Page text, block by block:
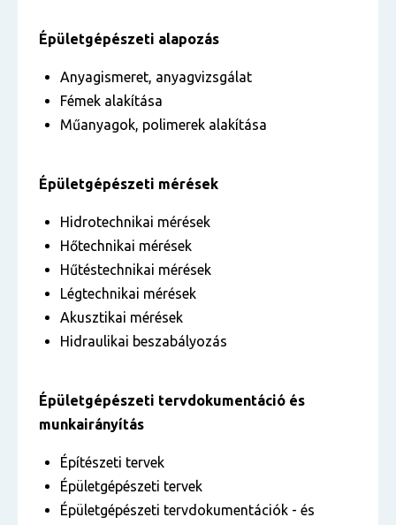
Épületgépészeti alapozás
Anyagismeret, anyagvizsgálat
Fémek alakítása
Műanyagok, polimerek alakítása
Épületgépészeti mérések
Hidrotechnikai mérések
Hőtechnikai mérések
Hűtéstechnikai mérések
Légtechnikai mérések
Akusztikai mérések
Hidraulikai beszabályozás
Épületgépészeti tervdokumentáció és
munkairányítás
Építészeti tervek
Épületgépészeti tervek
Épületgépészeti tervdokumentációk - és